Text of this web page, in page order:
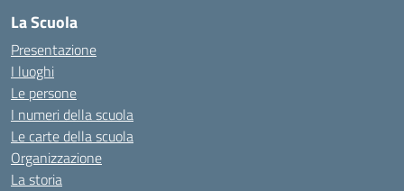
La Scuola
Presentazione
I luoghi
Le persone
I numeri della scuola
Le carte della scuola
Organizzazione
La storia